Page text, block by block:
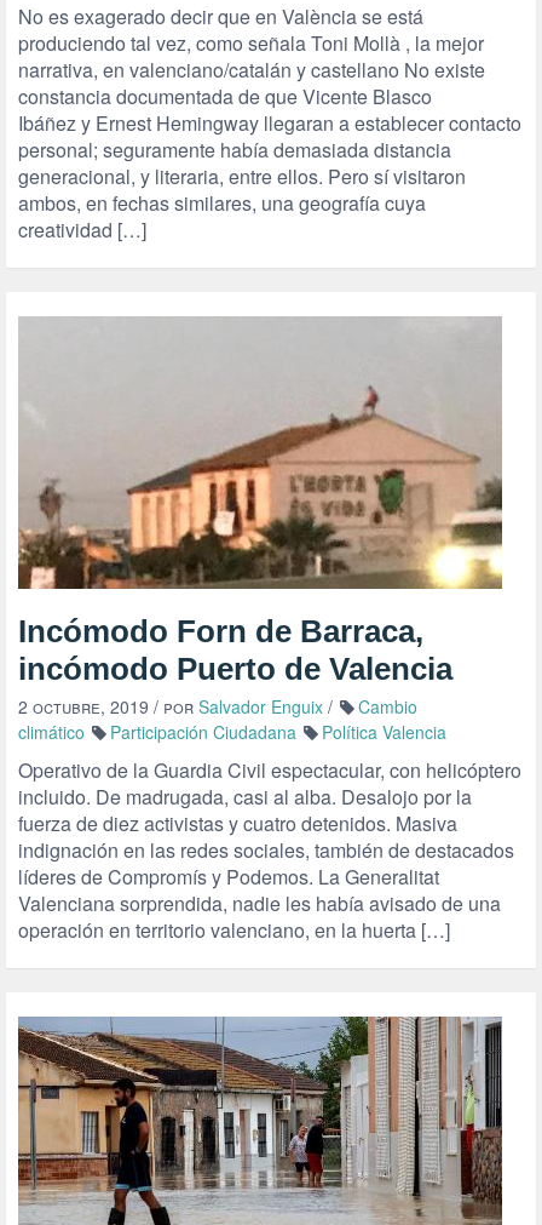
No es exagerado decir que en València se está
produciendo tal vez, como señala Toni Mollà , la mejor
narrativa, en valenciano/catalán y castellano No existe
constancia documentada de que Vicente Blasco
Ibáñez y Ernest Hemingway llegaran a establecer contacto
personal; seguramente había demasiada distancia
generacional, y literaria, entre ellos. Pero sí visitaron
ambos, en fechas similares, una geografía cuya
creatividad […]
Incómodo Forn de Barraca,
incómodo Puerto de Valencia
2 octubre, 2019 / por Salvador Enguix /
Cambio
climático
Participación Ciudadana Política Valencia
Operativo de la Guardia Civil espectacular, con helicóptero
incluido. De madrugada, casi al alba. Desalojo por la
fuerza de diez activistas y cuatro detenidos. Masiva
indignación en las redes sociales, también de destacados
líderes de Compromís y Podemos. La Generalitat
Valenciana sorprendida, nadie les había avisado de una
operación en territorio valenciano, en la huerta […]